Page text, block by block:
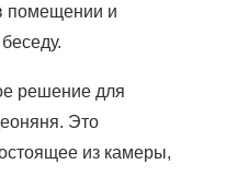
помещении и
решение для
Это
из камеры,